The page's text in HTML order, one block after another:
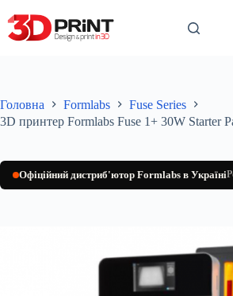
до
вмісту
Головна Formlabs
Fuse Series
3D принтер Formlabs Fuse 1+ 30W Starter
Офіційний дистриб'ютор Formlabs в Україні